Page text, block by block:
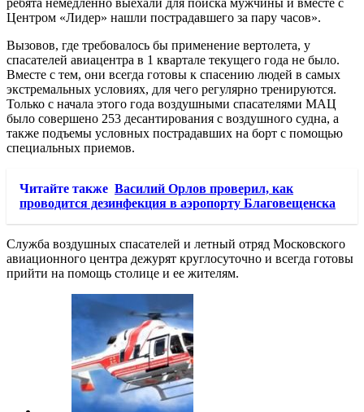
ребята немедленно выехали для поиска мужчины и вместе с
Центром «Лидер» нашли пострадавшего за пару часов».
Вызовов, где требовалось бы применение вертолета, у
спасателей авиацентра в 1 квартале текущего года не было.
Вместе с тем, они всегда готовы к спасению людей в самых
экстремальных условиях, для чего регулярно тренируются.
Только с начала этого года воздушными спасателями МАЦ
было совершено 253 десантирования с воздушного судна, а
также подъемы условных пострадавших на борт с помощью
специальных приемов.
Читайте также Василий Орлов проверил, как
проводится дезинфекция в аэропорту Благовещенска
Служба воздушных спасателей и летный отряд Московского
авиационного центра дежурят круглосуточно и всегда готовы
прийти на помощь столице и ее жителям.